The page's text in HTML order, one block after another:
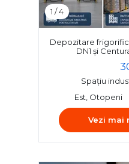
1 /4
Depozitare
DN1 și
Spațiu
Est, Otopeni
Vezi mai